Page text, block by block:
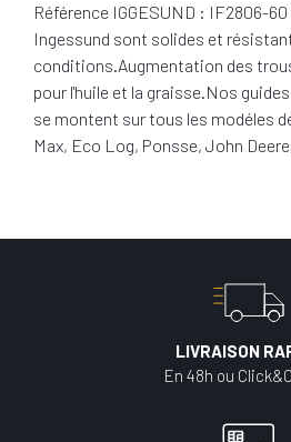
Référence IGGESUND : IF2806-
Ingessund sont solides et
conditions.Augmentation des
pour l'huile et la graisse.Nos
se montent sur tous les modéles
Max, Eco Log, Ponsse, John
LIVRAISON
En 48h ou